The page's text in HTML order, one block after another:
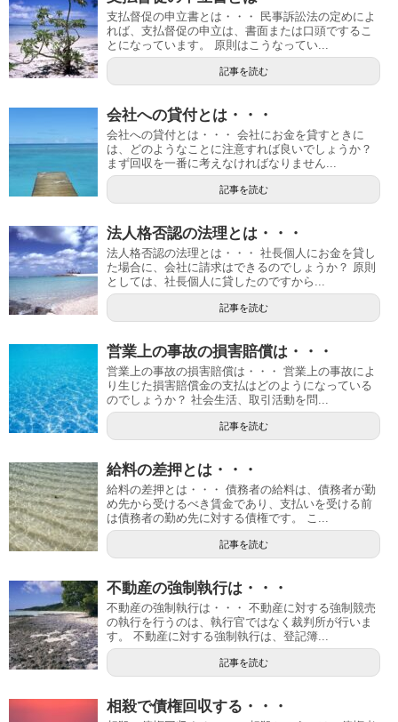
支払督促の申立書とは・・・ 民事訴訟法の定めによ
れば、支払督促の申立は、書面または口頭でするこ
とになっています。 原則はこうなってい...
記事を読む
会社への貸付とは・・・
会社への貸付とは・・・ 会社にお金を貸すときに
は、どのようなことに注意すれば良いでしょうか？
まず回収を一番に考えなければなりません...
記事を読む
法人格否認の法理とは・・・
法人格否認の法理とは・・・ 社長個人にお金を貸し
た場合に、会社に請求はできるのでしょうか？ 原則
としては、社長個人に貸したのですから...
記事を読む
営業上の事故の損害賠償は・・・
営業上の事故の損害賠償は・・・ 営業上の事故によ
り生じた損害賠償金の支払はどのようになっている
のでしょうか？ 社会生活、取引活動を問...
記事を読む
給料の差押とは・・・
給料の差押とは・・・ 債務者の給料は、債務者が勤
め先から受けるべき賃金であり、支払いを受ける前
は債務者の勤め先に対する債権です。 こ...
記事を読む
不動産の強制執行は・・・
不動産の強制執行は・・・ 不動産に対する強制競売
の執行を行うのは、執行官ではなく裁判所が行いま
す。 不動産に対する強制執行は、登記簿...
記事を読む
相殺で債権回収する・・・